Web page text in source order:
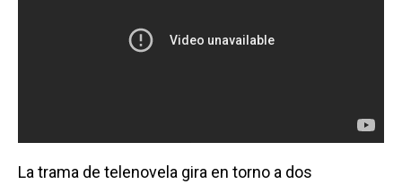
La trama de telenovela gira en torno a dos